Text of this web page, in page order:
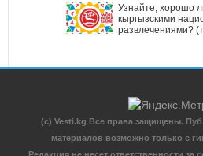
Узнайте, хорошо
кыргызскими
развлечениями?
(c) Vesti.kg Все права защищены.
материалов возможно только с